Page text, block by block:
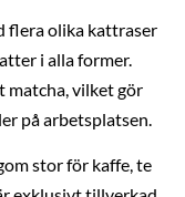
flera olika kattraser
i alla former.
matcha, vilket gör
på arbetsplatsen.
stor för kaffe, te